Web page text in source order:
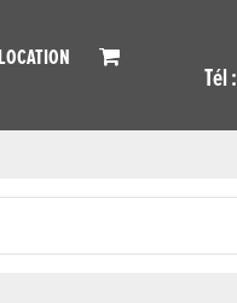
LOCATION
Tél :